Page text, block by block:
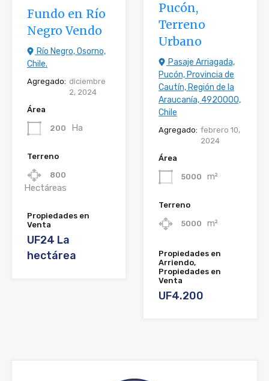
Fundo en Río
Negro Vendo
Río Negro, Osorno,
Chile.
Agregado: diciembre
2, 2024
Área
200 Ha
Terreno
800
Hectáreas
Propiedades en
Venta
UF24 La
hectárea
Pucón,
Terreno
Urbano
Pasaje Arriagada,
Pucón, Provincia de
Cautín, Región de la
Araucanía, 4920000,
Chile
Agregado: febrero 10,
2024
Área
5000 m²
Terreno
5000 m²
Propiedades en
Arriendo,
Propiedades en
Venta
UF4.200